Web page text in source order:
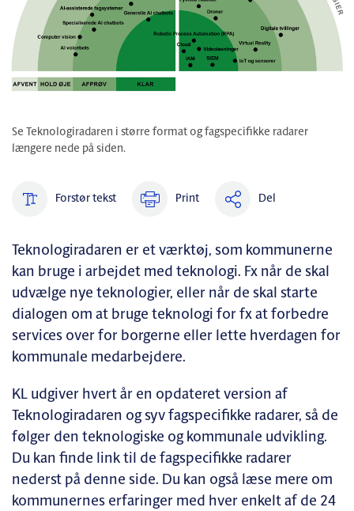
Se Teknologiradaren i større format og fagspecifikke radarer
længere nede på siden.
Forstør tekst Print Del
Teknologiradaren er et værktøj, som kommunerne
kan bruge i arbejdet med teknologi. Fx når de skal
udvælge nye teknologier, eller når de skal starte
dialogen om at bruge teknologi for fx at forbedre
services over for borgerne eller lette hverdagen for
kommunale medarbejdere.
KL udgiver hvert år en opdateret version af
Teknologiradaren og syv fagspecifikke radarer, så de
følger den teknologiske og kommunale udvikling.
Du kan finde link til de fagspecifikke radarer
nederst på denne side. Du kan også læse mere om
kommunernes erfaringer med hver enkelt af de 24